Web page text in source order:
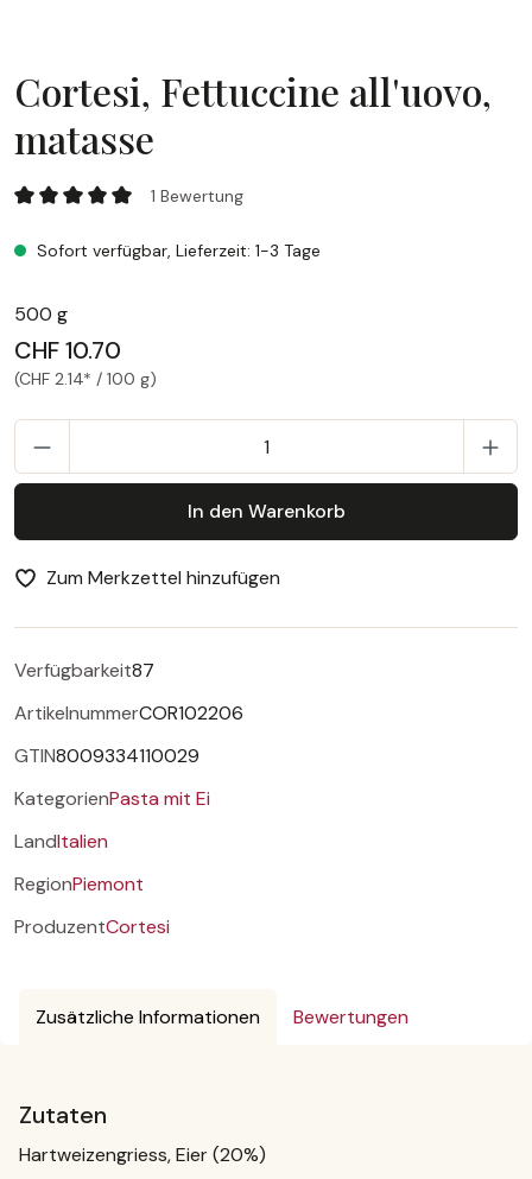
Cortesi, Fettuccine all'uovo,
matasse
Cortesi, Fettuccine all'uovo, matasse
1 Bewertung
Sofort verfügbar, Lieferzeit: 1-3 Tage
500 g
CHF 10.70
(CHF 2.14* / 100 g)
In den Warenkorb
Zum Merkzettel hinzufügen
Verfügbarkeit87
ArtikelnummerCOR102206
GTIN8009334110029
KategorienPasta mit Ei
LandItalien
RegionPiemont
ProduzentCortesi
Zusätzliche Informationen Bewertungen
Zutaten
Hartweizengriess, Eier (20%)